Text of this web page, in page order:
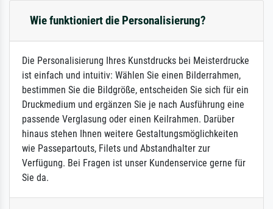
Wie funktioniert die Personalisierung?
Die Personalisierung Ihres Kunstdrucks bei Meisterdrucke
ist einfach und intuitiv: Wählen Sie einen Bilderrahmen,
bestimmen Sie die Bildgröße, entscheiden Sie sich für ein
Druckmedium und ergänzen Sie je nach Ausführung eine
passende Verglasung oder einen Keilrahmen. Darüber
hinaus stehen Ihnen weitere Gestaltungsmöglichkeiten
wie Passepartouts, Filets und Abstandhalter zur
Verfügung. Bei Fragen ist unser Kundenservice gerne für
Sie da.